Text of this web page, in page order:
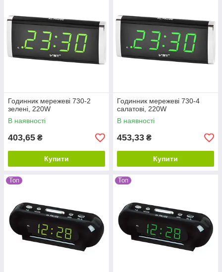
Годинник мережеві 730-2
зелені, 220W
В наявності
403,65 ₴
Купити
Годинник мережеві 730-4
салатові, 220W
В наявності
453,33 ₴
Купити
Топ Топ